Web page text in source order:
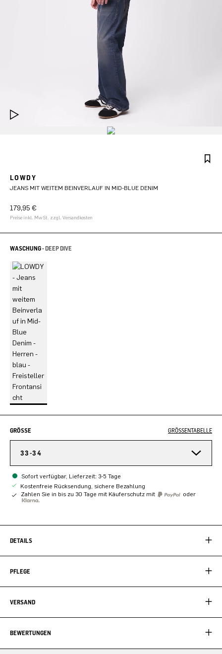
LOWDY
JEANS MIT WEITEM BEINVERLAUF IN MID-BLUE DENIM
179,95 €
Preise inkl. MwSt. zzgl. Versandkosten
WASCHUNG -DEEP DIVE
GRÖSSE GRÖSSENTABELLE
33-34
Sofort verfügbar, Lieferzeit: 3-5 Tage
Kostenfreie Rücksendung, sichere Bezahlung
Zahlen Sie in bis zu 30 Tage mit Käuferschutz mit
oder
DETAILS
PFLEGE
VERSAND
BEWERTUNGEN